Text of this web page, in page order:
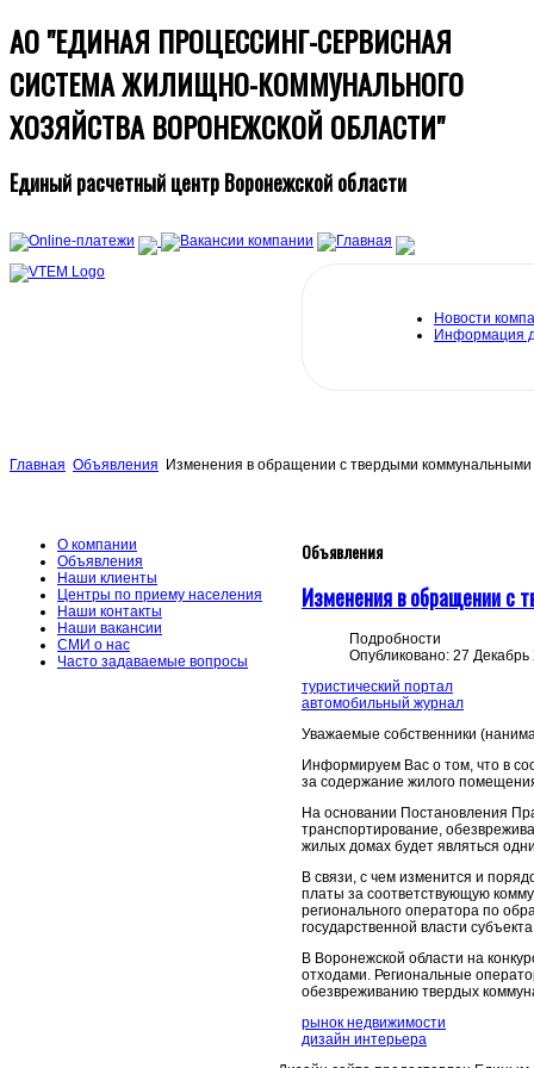
АО "ЕДИНАЯ ПРОЦЕССИНГ-СЕРВИСНАЯ
СИСТЕМА ЖИЛИЩНО-КОММУНАЛЬНОГО
ХОЗЯЙСТВА ВОРОНЕЖСКОЙ ОБЛАСТИ"
Единый расчетный центр Воронежской области
Новости
Информация
Главная Объявления Изменения в обращении с твердыми
О компании
Объявления
Наши клиенты
Центры по приему населения
Наши контакты
Наши вакансии
СМИ о нас
Часто задаваемые вопросы
Объявления
Изменения в обращении с
Подробности
Опубликовано: 27 Декабрь
туристический портал
автомобильный журнал
Уважаемые собственники
Информируем Вас о том, что в
за содержание жилого
На основании Постановления
транспортирование,
жилых домах будет являться
В связи, с чем изменится и
платы за соответствующую
регионального оператора по
государственной власти
В Воронежской области на
отходами. Региональные
обезвреживанию твердых
рынок недвижимости
дизайн интерьера